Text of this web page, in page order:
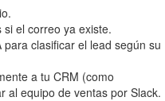
el correo ya existe.
clasificar el lead según su
a tu CRM (como
al equipo de ventas por Slack.